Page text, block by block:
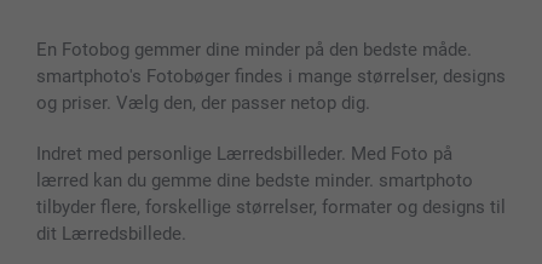
Cover til mobil & tablet
MyNameBook
Fotorammer & Tilbehør
Alle fotoprodukter
Sitemap
Betingelser og garantier
smartbonus
Priser & betaling
En Fotobog gemmer dine minder på den bedste måde.
smartphoto's Fotobøger findes i mange størrelser, designs
og priser. Vælg den, der passer netop dig.
Indret med personlige Lærredsbilleder. Med Foto på
lærred kan du gemme dine bedste minder. smartphoto
tilbyder flere, forskellige størrelser, formater og designs til
dit Lærredsbillede.